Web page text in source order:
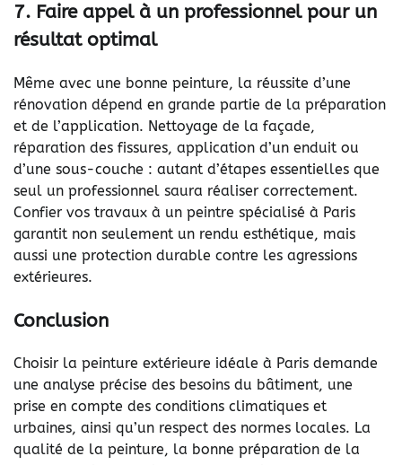
7. Faire appel à un professionnel pour un
résultat optimal
Même avec une bonne peinture, la réussite d’une
rénovation dépend en grande partie de la préparation
et de l’application. Nettoyage de la façade,
réparation des fissures, application d’un enduit ou
d’une sous-couche : autant d’étapes essentielles que
seul un professionnel saura réaliser correctement.
Confier vos travaux à un peintre spécialisé à Paris
garantit non seulement un rendu esthétique, mais
aussi une protection durable contre les agressions
extérieures.
Conclusion
Choisir la peinture extérieure idéale à Paris demande
une analyse précise des besoins du bâtiment, une
prise en compte des conditions climatiques et
urbaines, ainsi qu’un respect des normes locales. La
qualité de la peinture, la bonne préparation de la